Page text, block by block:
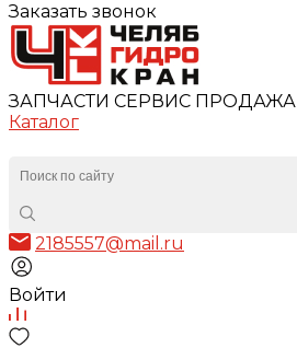
Заказать звонок
ЗАПЧАСТИ СЕРВИС ПРОДАЖА
Каталог
2185557@mail.ru
Войти